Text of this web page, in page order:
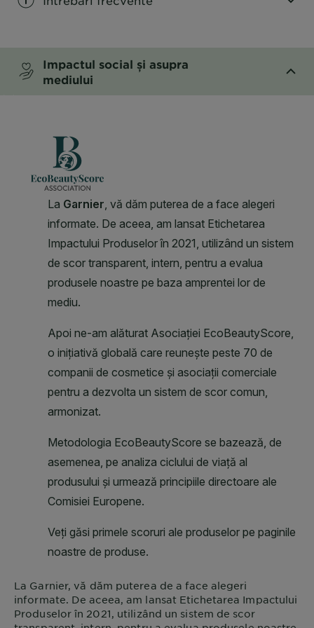
Impactul social și asupra
mediului
La Garnier, vă dăm puterea de a face alegeri
informate. De aceea, am lansat Etichetarea Impactului
Produselor în 2021, utilizând un sistem de scor